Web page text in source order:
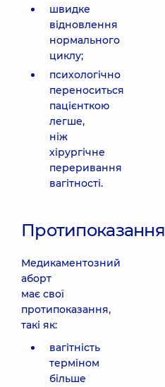
швидке
відновлення
нормального
циклу;
психологічно
переноситься
пацієнткою
легше,
ніж
хірургічне
переривання
вагітності.
Протипоказання
Медикаментозний
аборт
має свої
протипоказання,
такі як:
вагітність
терміном
більше